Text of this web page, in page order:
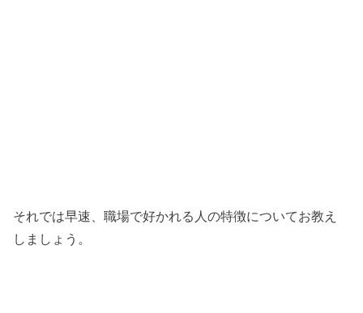
それでは早速、職場で好かれる人の特徴についてお教え
しましょう。